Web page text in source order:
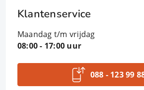
Klantenservice
Maandag t/m vrijdag
08:00 - 17:00 uur
088 - 123 99